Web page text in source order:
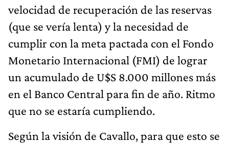
velocidad de recuperación de las reservas
(que se vería lenta) y la necesidad de
cumplir con la meta pactada con el Fondo
Monetario Internacional (FMI) de lograr
un acumulado de U$S 8.000 millones más
en el Banco Central para fin de año. Ritmo
que no se estaría cumpliendo.
Según la visión de Cavallo, para que esto se